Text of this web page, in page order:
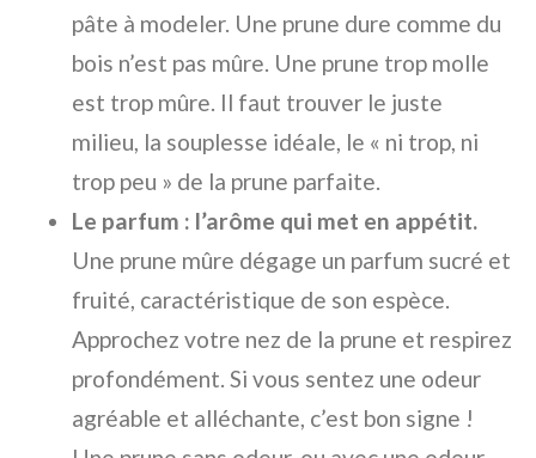
pâte à modeler. Une prune dure comme du
bois n’est pas mûre. Une prune trop molle
est trop mûre. Il faut trouver le juste
milieu, la souplesse idéale, le « ni trop, ni
trop peu » de la prune parfaite.
Le parfum : l’arôme qui met en appétit.
Une prune mûre dégage un parfum sucré et
fruité, caractéristique de son espèce.
Approchez votre nez de la prune et respirez
profondément. Si vous sentez une odeur
agréable et alléchante, c’est bon signe !